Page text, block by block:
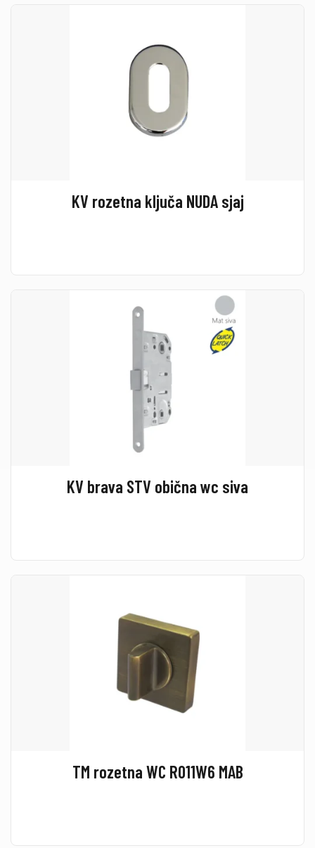
KV rozetna ključa NUDA sjaj
KV brava STV obična wc siva
TM rozetna WC R011W6 MAB